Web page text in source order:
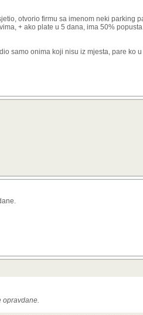
otvorio firmu sa imenom neki parking
+ ako plate u 5 dana, ima 50%
samo onima koji nisu iz mjesta, pare ko
opravdane.